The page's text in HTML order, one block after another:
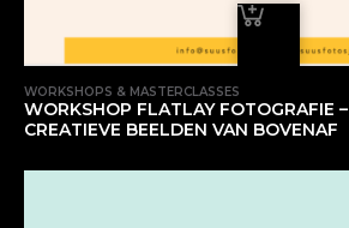
WORKSHOPS & MASTERCLASSES
WORKSHOP FLATLAY FOTOGRAFIE –
CREATIEVE BEELDEN VAN BOVENAF